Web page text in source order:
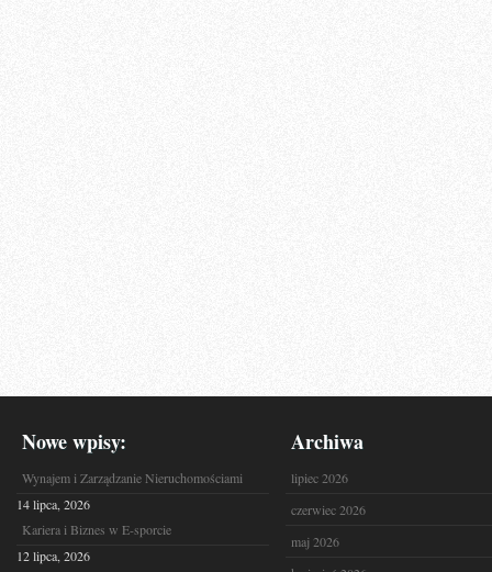
Nowe wpisy:
Wynajem i Zarządzanie Nieruchomościami
14 lipca, 2026
Kariera i Biznes w E-sporcie
12 lipca, 2026
Archiwa
lipiec 2026
czerwiec 2026
maj 2026